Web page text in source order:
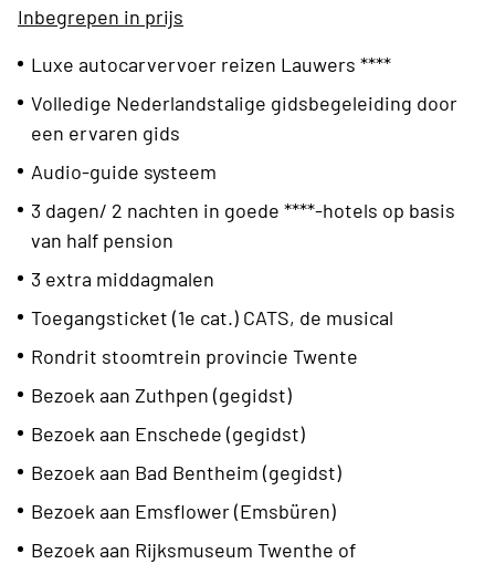
Inbegrepen in prijs
Luxe autocarvervoer reizen Lauwers ****
Volledige Nederlandstalige gidsbegeleiding door
een ervaren gids
Audio-guide systeem
3 dagen/ 2 nachten in goede ****-hotels op basis
van half pension
3 extra middagmalen
Toegangsticket (1e cat.) CATS, de musical
Rondrit stoomtrein provincie Twente
Bezoek aan Zuthpen (gegidst)
Bezoek aan Enschede (gegidst)
Bezoek aan Bad Bentheim (gegidst)
Bezoek aan Emsflower (Emsbüren)
Bezoek aan Rijksmuseum Twenthe of